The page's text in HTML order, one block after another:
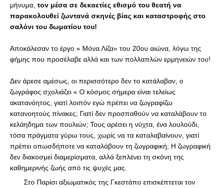
μήνυμα, τον μέσα σε δεκαετίες εθισμό του θεατή να
παρακολουθεί ζωντανά σκηνές βίας και καταστροφής στο
σαλόνι του δωματίου του!
Αποκάλεσαν το έργο « Μόνα Λίζα» του 20ου αιώνα, λόγω της
Δεν άρεσε αμέσως, οι περισσότερο δεν το κατάλαβαν, ο
ζωγράφος σχολιάζει « Ο κόσμος σήμερα είναι τελείως
ακατανόητος, γιατί λοιπόν εγώ πρέπει να ζωγραφίζω
κατανοητούς πίνακες; Γιατί δεν προσπαθούν να καταλάβουν το
κελάηδημα των πουλιών; Τους αρέσει η νύχτα, ένα λουλούδι,
τόσα πράγματα γύρω τους, χωρίς να τα καταλαβαίνουν, γιατί
πρέπει οπωσδήποτε να καταλάβουν τη ζωγραφική; Η ζωγραφική
δεν διακοσμεί διαμερίσματα, αλλά ξεπλένει τη σκόνη της
καθημερινής ζωής από τις ψυχές μας.